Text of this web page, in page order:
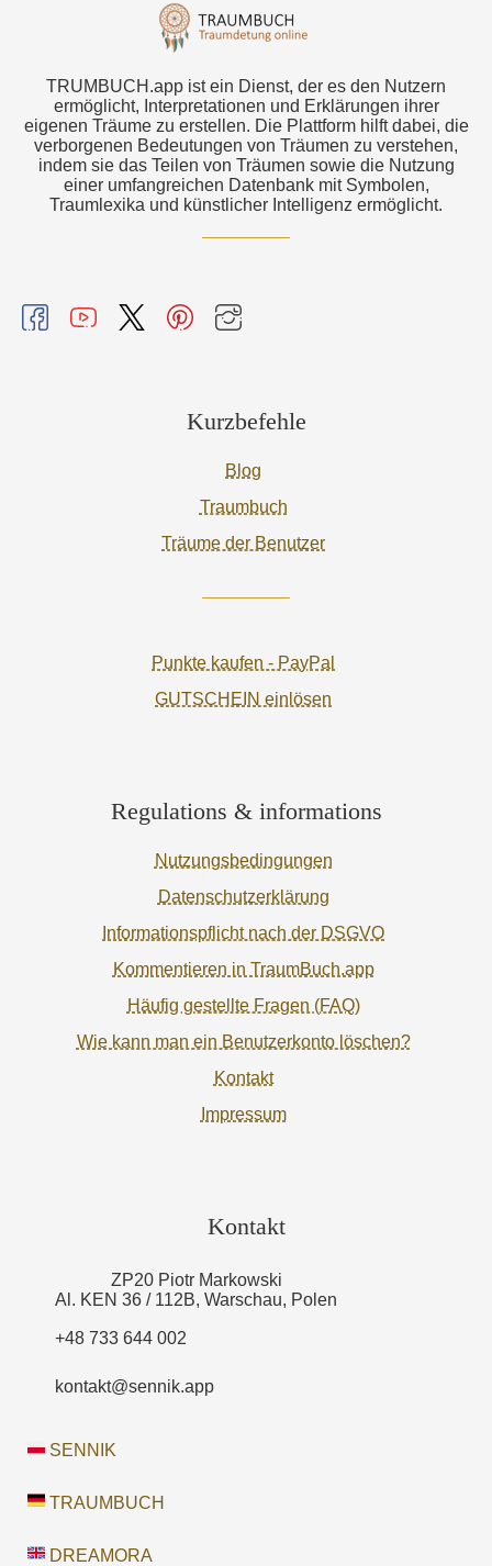
TRUMBUCH.app ist ein Dienst, der es den Nutzern
ermöglicht, Interpretationen und Erklärungen ihrer
eigenen Träume zu erstellen. Die Plattform hilft dabei, die
verborgenen Bedeutungen von Träumen zu verstehen,
indem sie das Teilen von Träumen sowie die Nutzung
einer umfangreichen Datenbank mit Symbolen,
Traumlexika und künstlicher Intelligenz ermöglicht.
Kurzbefehle
Blog
Traumbuch
Träume der Benutzer
Punkte kaufen - PayPal
GUTSCHEIN einlösen
Regulations & informations
Nutzungsbedingungen
Datenschutzerklärung
Informationspflicht nach der DSGVO
Kommentieren in TraumBuch.app
Häufig gestellte Fragen (FAQ)
Wie kann man ein Benutzerkonto löschen?
Kontakt
Impressum
Kontakt
ZP20 Piotr Markowski
Al. KEN 36 / 112B, Warschau, Polen
+48 733 644 002
kontakt@sennik.app
SENNIK
TRAUMBUCH
DREAMORA